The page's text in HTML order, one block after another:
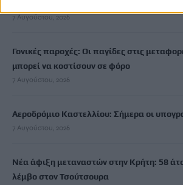
7 Αυγούστου, 2026
Γονικές παροχές: Οι παγίδες στις
μπορεί να κοστίσουν σε φόρο
7 Αυγούστου, 2026
Αεροδρόμιο Καστελλίου: Σήμερα οι
7 Αυγούστου, 2026
Νέα άφιξη μεταναστών στην Κρήτη: 58
λέμβο στον Τσούτσουρα